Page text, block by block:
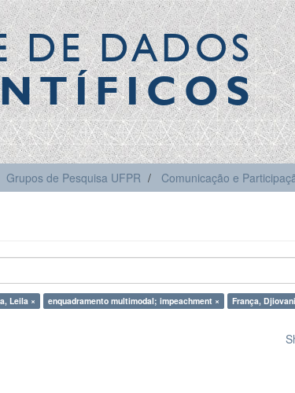
DE DADOS
Grupos de Pesquisa UFPR Comunicação e
Leila × enquadramento multimodal; impeachment ×
França,